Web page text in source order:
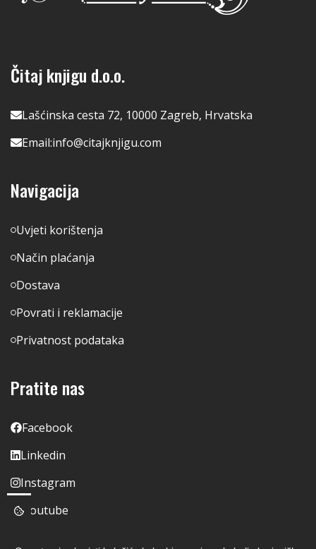
Čitaj knjigu d.o.o.
Lašćinska cesta 72, 10000 Zagreb, Hrvatska
Email:info@citajknjigu.com
Navigacija
Uvjeti korištenja
Način plaćanja
Dostava
Povrati i reklamacije
Privatnost podataka
Pratite nas
Facebook
Linkedin
Instagram
Youtube